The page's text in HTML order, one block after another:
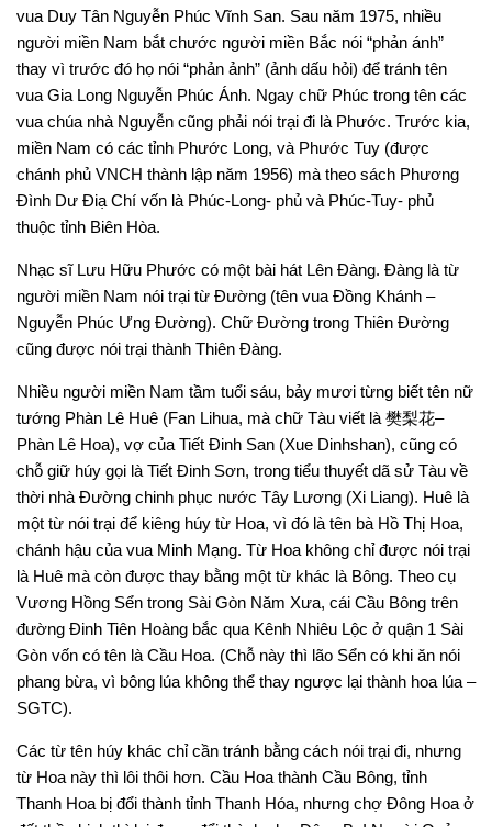
vua Duy Tân Nguyễn Phúc Vĩnh San. Sau năm 1975, nhiều
người miền Nam bắt chước người miền Bắc nói “phản ánh”
thay vì trước đó họ nói “phản ảnh” (ảnh dấu hỏi) để tránh tên
vua Gia Long Nguyễn Phúc Ánh. Ngay chữ Phúc trong tên các
vua chúa nhà Nguyễn cũng phải nói trại đi là Phước. Trước kia,
miền Nam có các tỉnh Phước Long, và Phước Tuy (được
chánh phủ VNCH thành lập năm 1956) mà theo sách Phương
Đình Dư Điạ Chí vốn là Phúc-Long- phủ và Phúc-Tuy- phủ
thuộc tỉnh Biên Hòa.
Nhạc sĩ Lưu Hữu Phước có một bài hát Lên Đàng. Đàng là từ
người miền Nam nói trại từ Đường (tên vua Đồng Khánh –
Nguyễn Phúc Ưng Đường). Chữ Đường trong Thiên Đường
cũng được nói trại thành Thiên Đàng.
Nhiều người miền Nam tầm tuổi sáu, bảy mươi từng biết tên nữ
tướng Phàn Lê Huê (Fan Lihua, mà chữ Tàu viết là 樊梨花–
Phàn Lê Hoa), vợ của Tiết Đinh San (Xue Dinhshan), cũng có
chỗ giữ húy gọi là Tiết Đinh Sơn, trong tiểu thuyết dã sử Tàu về
thời nhà Đường chinh phục nước Tây Lương (Xi Liang). Huê là
một từ nói trại để kiêng húy từ Hoa, vì đó là tên bà Hồ Thị Hoa,
chánh hậu của vua Minh Mạng. Từ Hoa không chỉ được nói trại
là Huê mà còn được thay bằng một từ khác là Bông. Theo cụ
Vương Hồng Sển trong Sài Gòn Năm Xưa, cái Cầu Bông trên
đường Đinh Tiên Hoàng bắc qua Kênh Nhiêu Lộc ở quận 1 Sài
Gòn vốn có tên là Cầu Hoa. (Chỗ này thì lão Sển có khi ăn nói
phang bừa, vì bông lúa không thể thay ngược lại thành hoa lúa –
SGTC).
Các từ tên húy khác chỉ cần tránh bằng cách nói trại đi, nhưng
từ Hoa này thì lôi thôi hơn. Cầu Hoa thành Cầu Bông, tỉnh
Thanh Hoa bị đổi thành tỉnh Thanh Hóa, nhưng chợ Đông Hoa ở